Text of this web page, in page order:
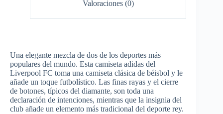
Valoraciones (0)
Una elegante mezcla de dos de los deportes más
populares del mundo. Esta camiseta adidas del
Liverpool FC toma una camiseta clásica de béisbol y le
añade un toque futbolístico. Las finas rayas y el cierre
de botones, típicos del diamante, son toda una
declaración de intenciones, mientras que la insignia del
club añade un elemento más tradicional del deporte rey.